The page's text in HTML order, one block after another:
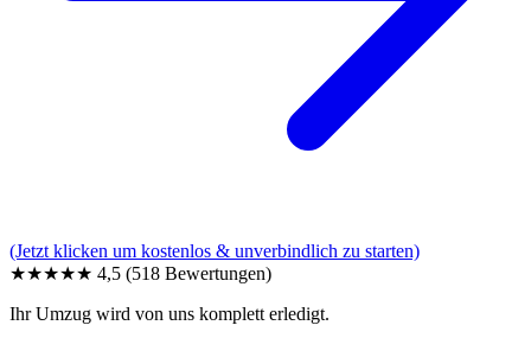
(Jetzt klicken um kostenlos & unverbindlich zu starten)
★★★★★ 4,5 (518 Bewertungen)
Ihr Umzug wird von uns komplett erledigt.